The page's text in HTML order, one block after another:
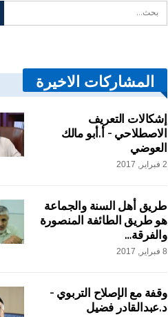
المشاركات الاخيرة
إشكالات التعريف
الاصطلاحي – أ.أبو مالك
العوضي
2 فبراير, 2017
طريق أهل السنة والجماعة
هو طريق الطائفة المنصورة
والفرقة…
8 فبراير, 2017
وقفة مع الإصلاح التربوي –
د.عبدالقادر فضيل